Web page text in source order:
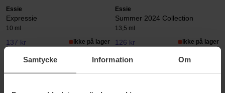
Samtycke Information Om
Essie
Expressie
10 ml
137 kr Ikke på lager
Essie
Summer 2024 Collection
13,5 ml
126 kr Ikke på lager
OPI OPI